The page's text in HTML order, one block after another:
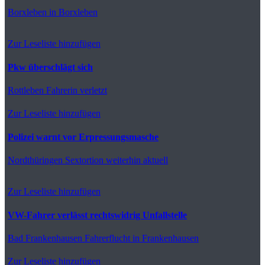
Borxleben in Borxleben
Zur Leseliste hinzufügen
Pkw überschlägt sich
Rottleben Fahrerin verletzt
Zur Leseliste hinzufügen
Polizei warnt vor Erpressungsmasche
Nordthüringen Sextortion weiterhin aktuell
Zur Leseliste hinzufügen
VW-Fahrer verlässt rechtswidrig Unfallstelle
Bad Frankenhausen Fahrerflucht in Frankenhausen
Zur Leseliste hinzufügen